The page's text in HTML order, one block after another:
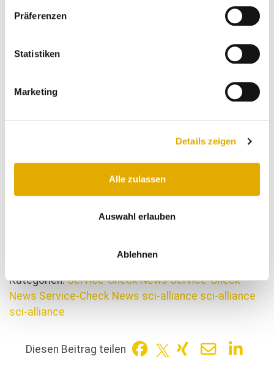
Präferenzen
Statistiken
Marketing
Details zeigen
Alle zulassen
Auswahl erlauben
Ablehnen
Befragung werden von dem Einrichtungsspezialisten
aus Kaisersesch mit einem Einkaufsgutschein
Erste Ergebnisse werden in wenigen Wochen
Befragungsergebnisse über die Bewertungsseite
des Instituts SERVICE-CHECK wird bereits in den
Stand August 2018
Kategorien:Service-Check NewsService-Check
News Service-Check News sci-alliance sci-alliance
sci-alliance
Diesen Beitrag teilen